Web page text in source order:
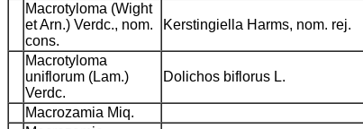
Macrotyloma (Wight
et Arn.) Verdc., nom.
cons.
Kerstingiella Harms, nom. rej.
Macrotyloma
uniflorum (Lam.)
Verdc.
Dolichos biflorus L.
Macrozamia Miq.